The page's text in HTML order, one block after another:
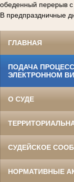
обеденный перерыв
В предпраздничные
ГЛАВНАЯ
ПОДАЧА
ЭЛЕКТРОННОМ
О СУДЕ
СУДЕЙСКОЕ
НОРМАТИВНЫЕ